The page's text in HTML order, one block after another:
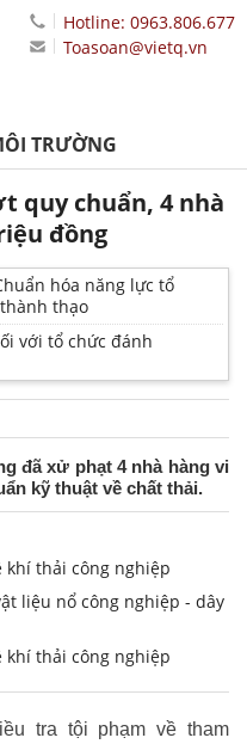
Hotline: 0963.806.677
Toasoan@vietq.vn
TRƯỜNG
quy chuẩn, 4 nhà
đồng
hóa năng lực tổ
thạo
với tổ chức đánh
đã xử phạt 4 nhà hàng vi
kỹ thuật về chất thải.
khí thải công nghiệp
liệu nổ công nghiệp - dây
khí thải công nghiệp
tra tội phạm về tham